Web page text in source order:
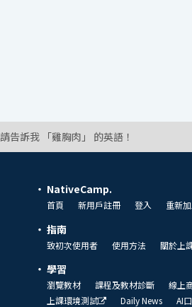
請告訴我 「雞胸肉」 的英語！
NativeCamp.
首頁 新用戶註冊 登入 重新
指南
致初次使用者 使用方法 關於上
學習
瀏覽教材 課程及教材診斷 線上
上課環境測試
Daily News AI